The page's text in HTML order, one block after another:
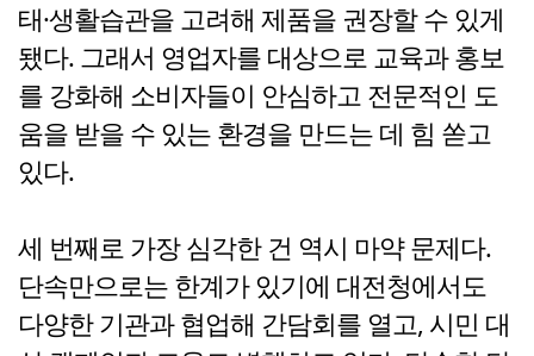
태·생활습관을 고려해 제품을 권장할 수 있게
됐다. 그래서 영업자를 대상으로 교육과 홍보
를 강화해 소비자들이 안심하고 전문적인 도
움을 받을 수 있는 환경을 만드는 데 힘 쏟고
있다.
세 번째로 가장 심각한 건 역시 마약 문제다.
단속만으로는 한계가 있기에 대전청에서도
다양한 기관과 협업해 간담회를 열고, 시민 대